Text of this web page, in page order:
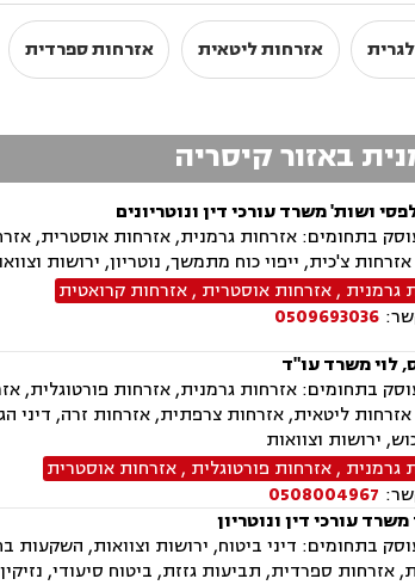
אזרחות ליטאית אזרחות ספרדית
באזור קיסריה
ושות' משרד עורכי דין ונוטריונים
בתחומים: אזרחות גרמנית, אזרחות אוסטרית,
צ'כית, ייפוי כוח מתמשך, נוטריון, ירושות
גרמנית ,אזרחות אוסטרית ,אזרחות קרואטית
0509693036
לוי משרד עו"ד
בתחומים: אזרחות גרמנית, אזרחות פורטוגלית,
אזרחות ליטאית, אזרחות צרפתית, אזרחות זרה, דיני
ירושות וצוואות
גרמנית ,אזרחות פורטוגלית ,אזרחות אוסטרית
0508004967
עורכי דין ונוטריון
בתחומים: דיני ביטוח, ירושות וצוואות, השקעות
אזרחות ספרדית, תביעות גזזת, ביטוח סיעודי,